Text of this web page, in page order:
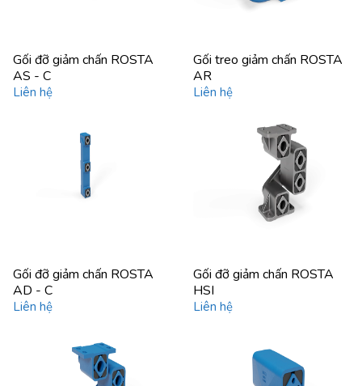
Gối đỡ giảm chấn ROSTA
AS - C
Liên hệ
Gối treo giảm chấn ROSTA
AR
Liên hệ
Gối đỡ giảm chấn ROSTA
AD - C
Liên hệ
Gối đỡ giảm chấn ROSTA
HSI
Liên hệ